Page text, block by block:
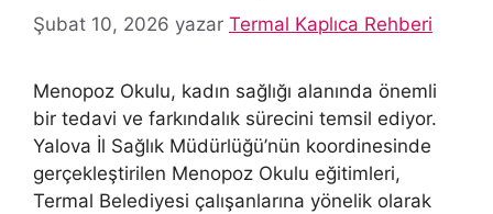
Şubat 10, 2026 yazar Termal Kaplıca Rehberi
Menopoz Okulu, kadın sağlığı alanında önemli
bir tedavi ve farkındalık sürecini temsil ediyor.
Yalova İl Sağlık Müdürlüğü’nün koordinesinde
gerçekleştirilen Menopoz Okulu eğitimleri,
Termal Belediyesi çalışanlarına yönelik olarak